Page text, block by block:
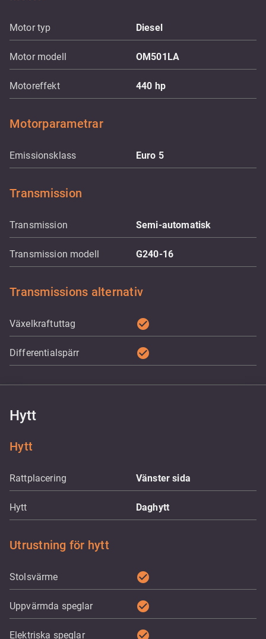
Motor typ Diesel
Motor modell OM501LA
Motoreffekt 440 hp
Motorparametrar
Emissionsklass Euro 5
Transmission
Transmission Semi-automatisk
Transmission modell G240-16
Transmissions alternativ
Växelkraftuttag check_circle
Differentialspärr check_circle
Hytt
Hytt
Rattplacering Vänster sida
Hytt Daghytt
Utrustning för hytt
Stolsvärme check_circle
Uppvärmda speglar check_circle
Elektriska speglar check_circle